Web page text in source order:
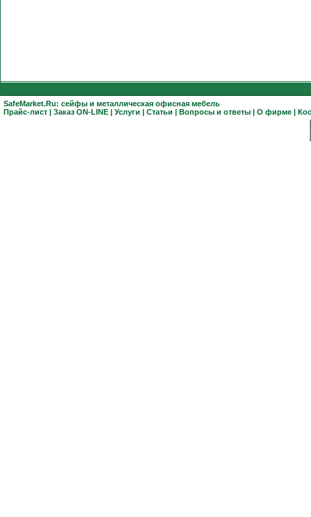
SafeMarket.Ru: сейфы и металлическая офисная мебель
Прайс-лист | Заказ ON-LINE | Услуги | Статьи | Вопросы и ответы | О фирме |